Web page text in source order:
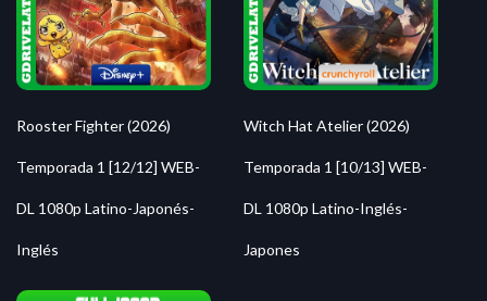
Rooster Fighter (2026)
Temporada 1 [12/12] WEB-
DL 1080p Latino-Japonés-
Inglés
Witch Hat Atelier (2026)
Temporada 1 [10/13] WEB-
DL 1080p Latino-Inglés-
Japones